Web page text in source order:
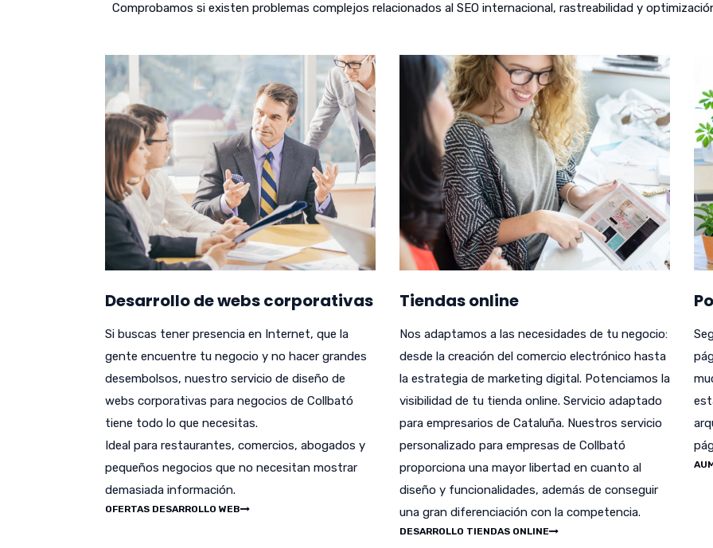
Comprobamos si existen problemas complejos relacionados al SEO internacional, rastreabilidad y
Desarrollo de webs corporativas
Si buscas tener presencia en Internet, que la
gente encuentre tu negocio y no hacer grandes
desembolsos, nuestro servicio de diseño de
webs corporativas para negocios de Collbató
tiene todo lo que necesitas.
Ideal para restaurantes, comercios, abogados y
pequeños negocios que no necesitan mostrar
demasiada información.
OFERTAS DESARROLLO WEB
Tiendas online
Nos adaptamos a las necesidades de tu negocio:
desde la creación del comercio electrónico hasta
la estrategia de marketing digital. Potenciamos la
visibilidad de tu tienda online. Servicio adaptado
para empresarios de Cataluña. Nuestros servicio
personalizado para empresas de Collbató
proporciona una mayor libertad en cuanto al
diseño y funcionalidades, además de conseguir
una gran diferenciación con la competencia.
DESARROLLO TIENDAS ONLINE